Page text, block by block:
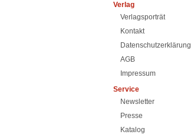
Verlag
Verlagsporträt
Kontakt
Datenschutzerklärung
AGB
Impressum
Service
Newsletter
Presse
Katalog